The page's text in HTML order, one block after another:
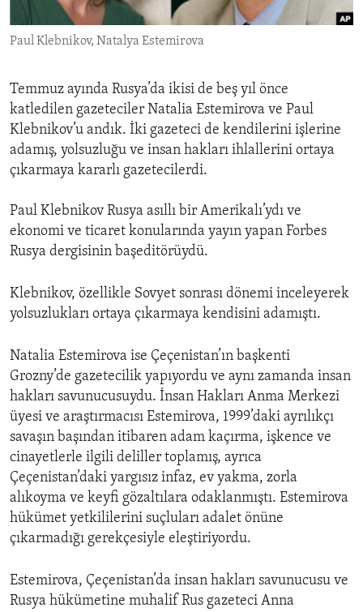
ENVIRONMENT AND HEALTH
IDEALS AND INSTITUTIONS
Paul Klebnikov, Natalya Estemirova
Temmuz ayında Rusya’da ikisi de beş yıl önce
katledilen gazeteciler Natalia Estemirova ve Paul
Klebnikov’u andık. İki gazeteci de kendilerini işlerine
adamış, yolsuzluğu ve insan hakları ihlallerini ortaya
çıkarmaya kararlı gazetecilerdi.
Paul Klebnikov Rusya asıllı bir Amerikalı’ydı ve
ekonomi ve ticaret konularında yayın yapan Forbes
Rusya dergisinin başeditörüydü.
Klebnikov, özellikle Sovyet sonrası dönemi inceleyerek
yolsuzlukları ortaya çıkarmaya kendisini adamıştı.
Natalia Estemirova ise Çeçenistan’ın başkenti
Grozny’de gazetecilik yapıyordu ve aynı zamanda insan
hakları savunucusuydu. İnsan Hakları Anma Merkezi
üyesi ve araştırmacısı Estemirova, 1999’daki ayrılıkçı
savaşın başından itibaren adam kaçırma, işkence ve
cinayetlerle ilgili deliller toplamış, ayrıca
Çeçenistan’daki yargısız infaz, ev yakma, zorla
alıkoyma ve keyfi gözaltılara odaklanmıştı. Estemirova
hükümet yetkililerini suçluları adalet önüne
çıkarmadığı gerekçesiyle eleştiriyordu.
Estemirova, Çeçenistan’da insan hakları savunucusu ve
Rusya hükümetine muhalif Rus gazeteci Anna